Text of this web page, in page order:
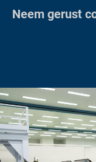
Neem gerust